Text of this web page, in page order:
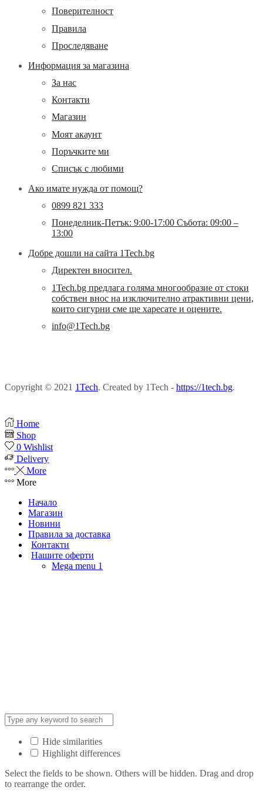
Поверителност
Правила
Проследяване
Информация за магазина
За нас
Контакти
Магазин
Моят акаунт
Поръчките ми
Списък с любими
Ако имате нужда от помощ?
0899 821 333
Понеделник-Петък: 9:00-17:00 Събота: 09:00 –
13:00
Добре дошли на сайта 1Tech.bg
Директен вносител.
1Tech.bg предлага голяма многообразие от стоки
собствен внос на изключително атрактивни цени,
които сигурни сме ще харесате и оцените.
info@1Tech.bg
Copyright © 2021 1Tech. Created by 1Tech - https://1tech.bg.
Home
Shop
0 Wishlist
Delivery
More
More
Начало
Магазин
Новини
Правила за доставка
Контакти
Нашите оферти
Mega menu 1
Hide similarities
Highlight differences
Select the fields to be shown. Others will be hidden. Drag and drop
to rearrange the order.